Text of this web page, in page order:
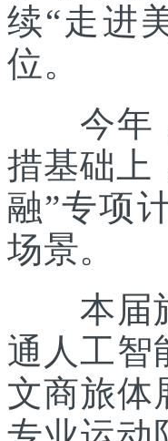
续“走进
位。
今年，
措基础上
融”专项
场景。
本届旅
通人工智
文商旅体